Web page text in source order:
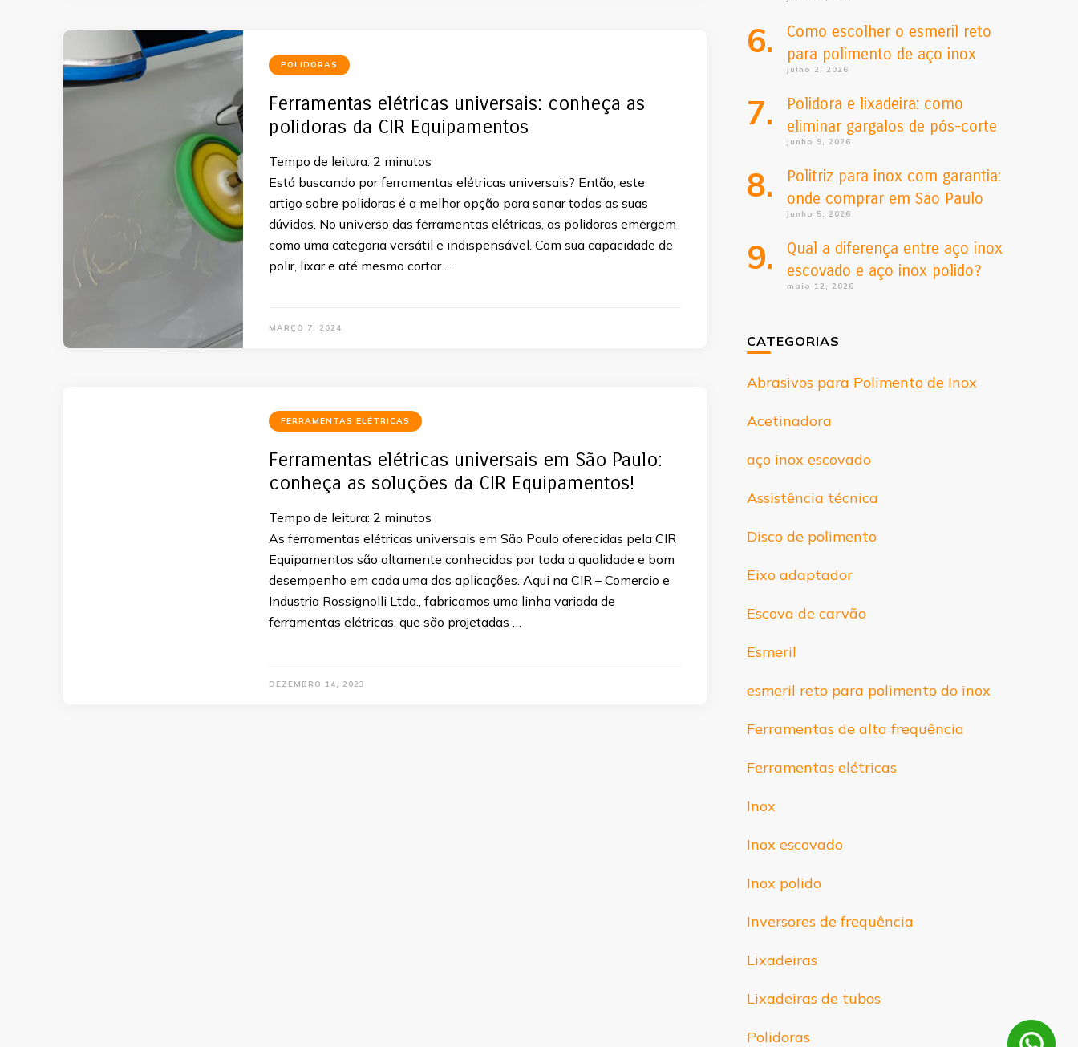
POLIDORAS
Ferramentas elétricas universais: conheça as
polidoras da CIR Equipamentos
Tempo de leitura: 2 minutos
Está buscando por ferramentas elétricas universais? Então, este
artigo sobre polidoras é a melhor opção para sanar todas as suas
dúvidas. No universo das ferramentas elétricas, as polidoras emergem
como uma categoria versátil e indispensável. Com sua capacidade de
polir, lixar e até mesmo cortar …
MARÇO 7, 2024
FERRAMENTAS ELÉTRICAS
Ferramentas elétricas universais em São Paulo:
conheça as soluções da CIR Equipamentos!
Tempo de leitura: 2 minutos
As ferramentas elétricas universais em São Paulo oferecidas pela CIR
Equipamentos são altamente conhecidas por toda a qualidade e bom
desempenho em cada uma das aplicações. Aqui na CIR – Comercio e
Industria Rossignolli Ltda., fabricamos uma linha variada de
ferramentas elétricas, que são projetadas …
DEZEMBRO 14, 2023
Como escolher o esmeril reto
para polimento de aço inox
julho 2, 2026
Polidora e lixadeira: como
eliminar gargalos de pós-corte
junho 9, 2026
Politriz para inox com garantia:
onde comprar em São Paulo
junho 5, 2026
Qual a diferença entre aço inox
escovado e aço inox polido?
maio 12, 2026
CATEGORIAS
Abrasivos para Polimento de Inox
Acetinadora
aço inox escovado
Assistência técnica
Disco de polimento
Eixo adaptador
Escova de carvão
Esmeril
esmeril reto para polimento do inox
Ferramentas de alta frequência
Ferramentas elétricas
Inox
Inox escovado
Inox polido
Inversores de frequência
Lixadeiras
Lixadeiras de tubos
Polidoras